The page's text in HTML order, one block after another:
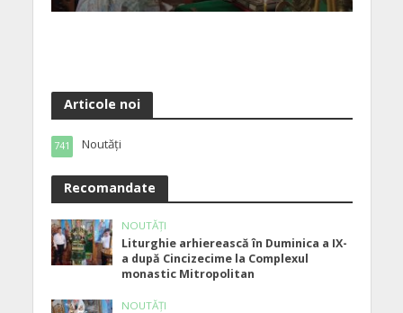
Articole noi
Noutăți
741
Recomandate
NOUTĂȚI
Liturghie arhierească în Duminica a IX-
a după Cincizecime la Complexul
monastic Mitropolitan
NOUTĂȚI